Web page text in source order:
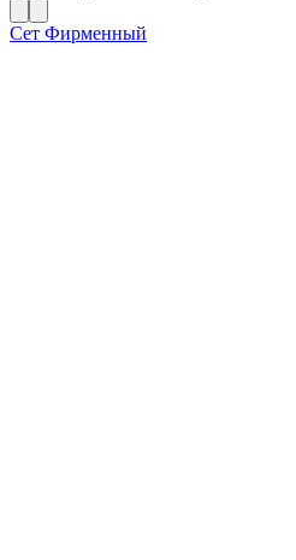
Сет Фирменный